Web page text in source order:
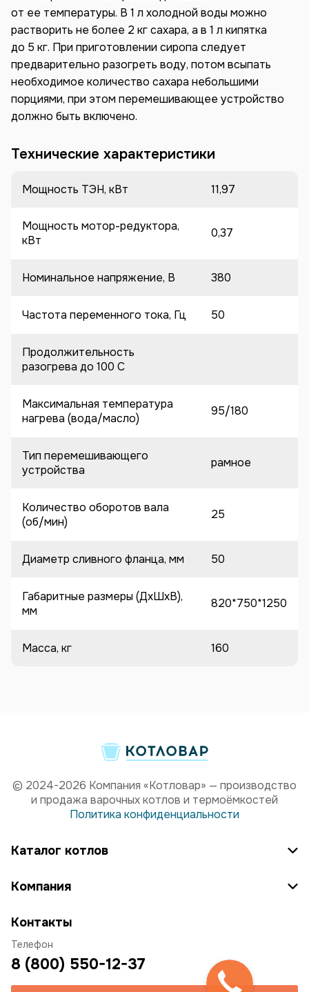
от ее температуры. В 1 л холодной воды можно
растворить не более 2 кг сахара, а в 1 л кипятка
до 5 кг. При приготовлении сиропа следует
предварительно разогреть воду, потом всыпать
необходимое количество сахара небольшими
порциями, при этом перемешивающее устройство
должно быть включено.
Технические характеристики
Мощность ТЭН, кВт 11,97
Мощность мотор-редуктора,
кВт
0,37
Номинальное напряжение, В 380
Частота переменного тока, Гц 50
Продолжительность
разогрева до 100 C
Максимальная температура
нагрева (вода/масло)
95/180
Тип перемешивающего
устройства
рамное
Количество оборотов вала
(об/мин)
25
Диаметр сливного фланца, мм 50
Габаритные размеры (ДхШхВ),
мм
820*750*1250
Масса, кг 160
© 2024-2026 Компания «Котловар» — производство
и продажа варочных котлов и термоёмкостей
Политика конфиденциальности
Каталог котлов
Компания
Контакты
Телефон
8 (800) 550-12-37